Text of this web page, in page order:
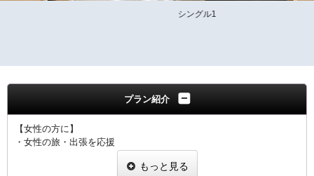
プラン紹介
【女性の方に】
・女性の旅・出張を応援
もっと見る